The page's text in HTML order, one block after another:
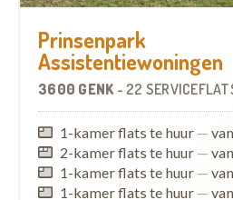
Prinsenpark
Assistentiewoningen
3600 GENK - 22
1-kamer flats te huur —
2-kamer flats te huur —
1-kamer flats te huur —
1-kamer flats te huur —